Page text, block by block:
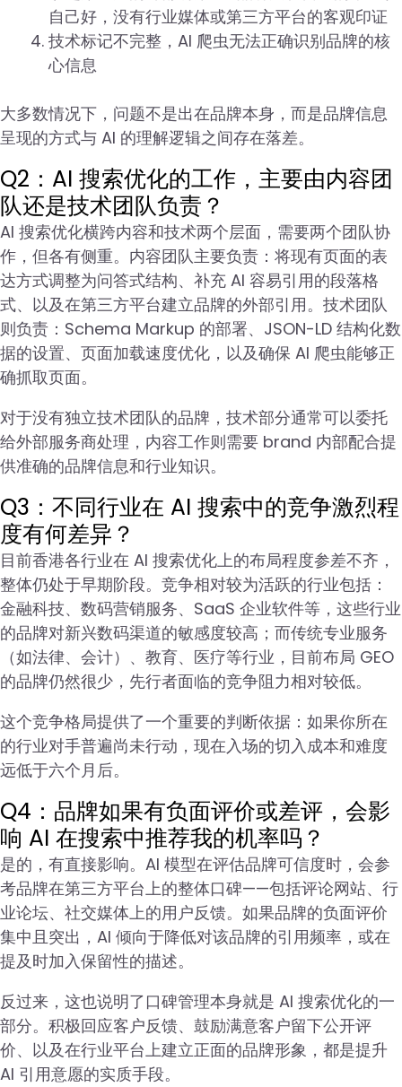
自己好，没有行业媒体或第三方平台的客观印证
技术标记不完整，AI 爬虫无法正确识别品牌的核
心信息
大多数情况下，问题不是出在品牌本身，而是品牌信息
呈现的方式与 AI 的理解逻辑之间存在落差。
Q2：AI 搜索优化的工作，主要由内容团
队还是技术团队负责？
AI 搜索优化横跨内容和技术两个层面，需要两个团队协
作，但各有侧重。内容团队主要负责：将现有页面的表
达方式调整为问答式结构、补充 AI 容易引用的段落格
式、以及在第三方平台建立品牌的外部引用。技术团队
则负责：Schema Markup 的部署、JSON-LD 结构化数
据的设置、页面加载速度优化，以及确保 AI 爬虫能够正
确抓取页面。
对于没有独立技术团队的品牌，技术部分通常可以委托
给外部服务商处理，内容工作则需要 brand 内部配合提
供准确的品牌信息和行业知识。
Q3：不同行业在 AI 搜索中的竞争激烈程
度有何差异？
目前香港各行业在 AI 搜索优化上的布局程度参差不齐，
整体仍处于早期阶段。竞争相对较为活跃的行业包括：
金融科技、数码营销服务、SaaS 企业软件等，这些行业
的品牌对新兴数码渠道的敏感度较高；而传统专业服务
（如法律、会计）、教育、医疗等行业，目前布局 GEO
的品牌仍然很少，先行者面临的竞争阻力相对较低。
这个竞争格局提供了一个重要的判断依据：如果你所在
的行业对手普遍尚未行动，现在入场的切入成本和难度
远低于六个月后。
Q4：品牌如果有负面评价或差评，会影
响 AI 在搜索中推荐我的机率吗？
是的，有直接影响。AI 模型在评估品牌可信度时，会参
考品牌在第三方平台上的整体口碑——包括评论网站、行
业论坛、社交媒体上的用户反馈。如果品牌的负面评价
集中且突出，AI 倾向于降低对该品牌的引用频率，或在
提及时加入保留性的描述。
反过来，这也说明了口碑管理本身就是 AI 搜索优化的一
部分。积极回应客户反馈、鼓励满意客户留下公开评
价、以及在行业平台上建立正面的品牌形象，都是提升
AI 引用意愿的实质手段。